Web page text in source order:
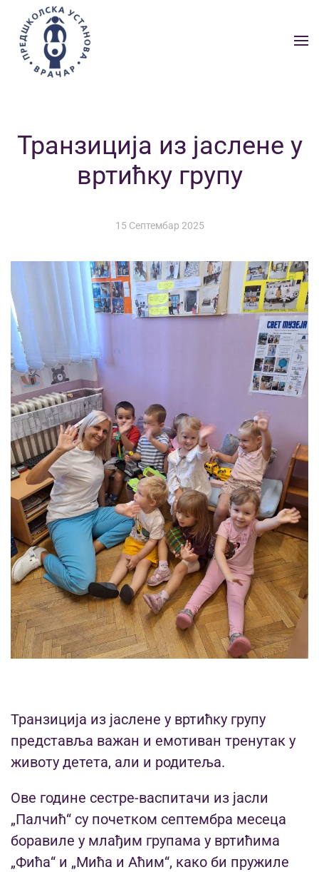
Skip to main content
Транзиција из јаслене у
вртићку групу
15 Септембар 2025
Транзиција из јаслене у вртићку групу
представља важан и емотиван тренутак у
животу детета, али и родитеља.
Ове године сестре-васпитачи из јасли
„Палчић“ су почетком септембра месеца
боравиле у млађим групама у вртићима
„Фића“ и „Мића и Аћим“, како би пружиле